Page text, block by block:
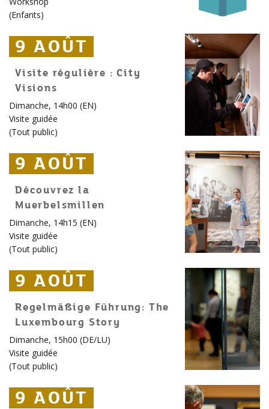
(Enfants)
9 AOÛT
9 AOÛT
9 AOÛT
Visite régulière : City
Visions
Dimanche, 14h00 (EN)
Visite guidée
(Tout public)
9 AOÛT
9 AOÛT
9 AOÛT
Découvrez la
Muerbelsmillen
Dimanche, 14h15 (EN)
Visite guidée
(Tout public)
9 AOÛT
9 AOÛT
9 AOÛT
Regelmäßige Führung: The
Luxembourg Story
Dimanche, 15h00 (DE/LU)
Visite guidée
(Tout public)
9 AOÛT
9 AOÛT
9 AOÛT